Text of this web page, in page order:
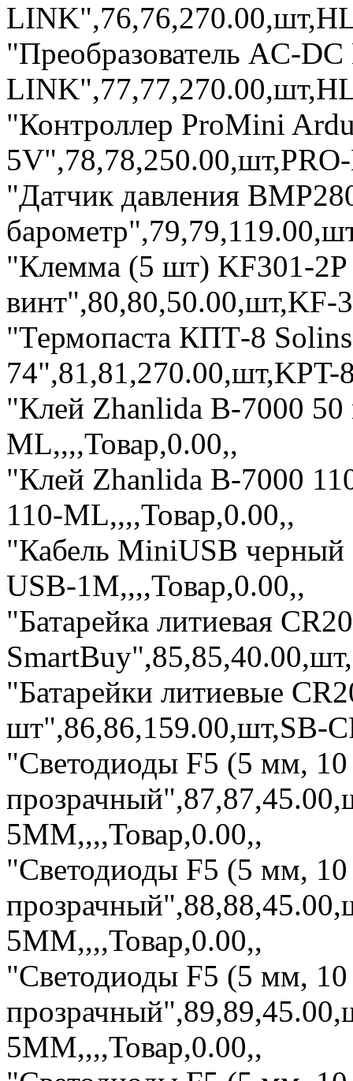
"Преобразователь AC-
"Контроллер ProMini
"Датчик давления
"Клемма (5 шт) KF301-
винт",80,80,50.00,шт,KF-
"Термопаста КПТ-8
74",81,81,270.00,шт,KPT-
"Клей Zhanlida B-7000
ML,,,,Товар,0.00,,
"Клей Zhanlida B-7000
110-ML,,,,Товар,0.00,,
"Кабель MiniUSB
USB-1M,,,,Товар,0.00,,
"Батарейка литиевая
"Батарейки литиевые
шт",86,86,159.00,шт,SB-
"Светодиоды F5 (5 мм,
5MM,,,,Товар,0.00,,
"Светодиоды F5 (5 мм,
5MM,,,,Товар,0.00,,
"Светодиоды F5 (5 мм,
5MM,,,,Товар,0.00,,